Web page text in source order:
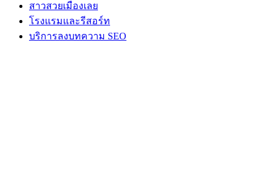
สาวสวยเมืองเลย
โรงแรมและรีสอร์ท
บริการลงบทความ SEO